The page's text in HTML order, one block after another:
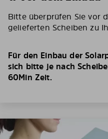
Bitte überprüfen Sie vor
gelieferten Scheiben zu
Für den Einbau der
sich bitte je nach
60Min Zeit.